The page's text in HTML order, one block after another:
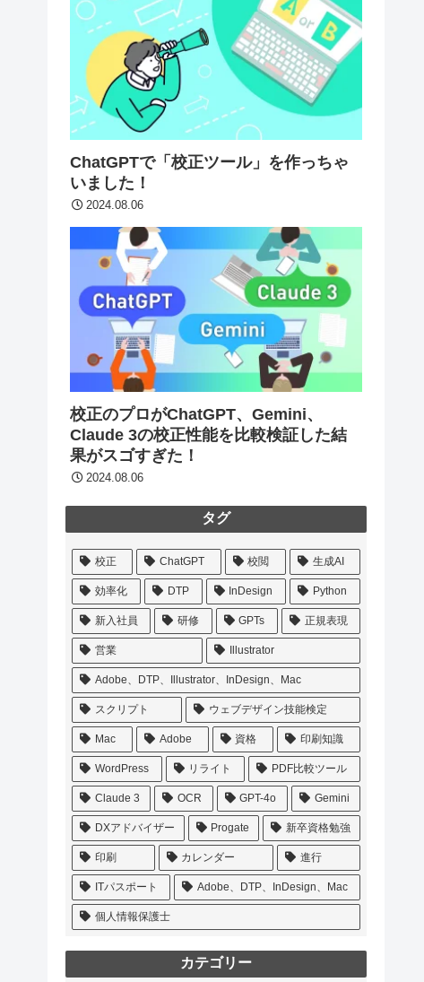
ChatGPTで「校正ツール」を作っちゃ
いました！
2024.08.06
校正のプロがChatGPT、Gemini、
Claude 3の校正性能を比較検証した結
果がスゴすぎた！
2024.08.06
タグ
校正 ChatGPT 校閲 生成AI
効率化 DTP InDesign Python
新入社員 研修 GPTs 正規表現
営業 Illustrator
Adobe、DTP、Illustrator、InDesign、Mac
スクリプト ウェブデザイン技能検定
Mac Adobe 資格 印刷知識
WordPress リライト PDF比較ツール
Claude 3 OCR GPT-4o Gemini
DXアドバイザー Progate 新卒資格勉強
印刷 カレンダー 進行
ITパスポート Adobe、DTP、InDesign、Mac
個人情報保護士
カテゴリー